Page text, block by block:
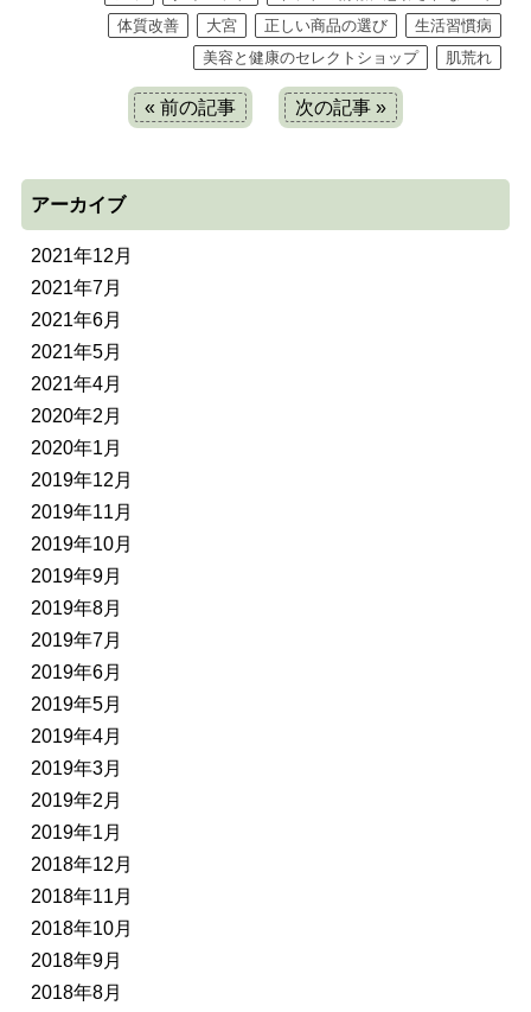
体質改善
大宮 正しい商品の選び
生活習慣病
美容と健康のセレクトショップ
肌荒れ
« 前の記事 次の記事 »
アーカイブ
2021年12月
2021年7月
2021年6月
2021年5月
2021年4月
2020年2月
2020年1月
2019年12月
2019年11月
2019年10月
2019年9月
2019年8月
2019年7月
2019年6月
2019年5月
2019年4月
2019年3月
2019年2月
2019年1月
2018年12月
2018年11月
2018年10月
2018年9月
2018年8月